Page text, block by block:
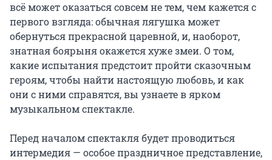
всё может оказаться совсем не тем, чем кажется с
первого взгляда: обычная лягушка может
обернуться прекрасной царевной, и, наоборот,
знатная боярыня окажется хуже змеи. О том,
какие испытания предстоит пройти сказочным
героям, чтобы найти настоящую любовь, и как
они с ними справятся, вы узнаете в ярком
музыкальном спектакле.
Перед началом спектакля будет проводиться
интермедия — особое праздничное представление,